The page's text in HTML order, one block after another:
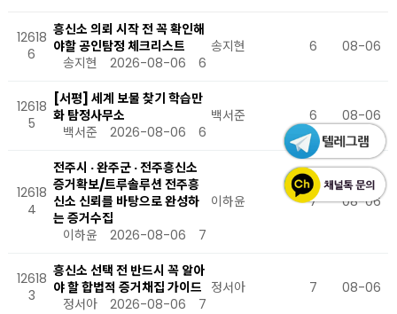
12618
6
흥신소 의뢰 시작 전 꼭 확인해
야할 공인탐정 체크리스트
송지현
2026-08-06 6
송지현 6 08-06
12618
5
[서평] 세계 보물 찾기 학습만
화 탐정사무소
백서준
2026-08-06 6
백서준 6 08-06
12618
4
전주시 · 완주군 · 전주흥신소
증거확보/트루솔루션 전주흥
신소 신뢰를 바탕으로 완성하
는 증거수집
이하윤
2026-08-06 7
이하윤 7 08-06
12618
3
흥신소 선택 전 반드시 꼭 알아
야 할 합법적 증거채집 가이드
정서아
2026-08-06 7
정서아 7 08-06